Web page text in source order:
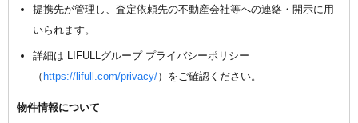
提携先が管理し、査定依頼先の不動産会社等への連絡・開示に用
いられます。
詳細は LIFULLグループ プライバシーポリシー
（ https://lifull.com/privacy/）をご確認ください。
物件情報について